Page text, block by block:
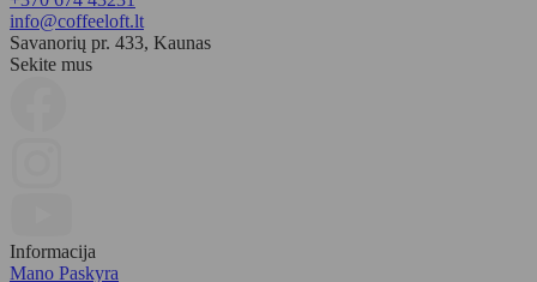
info@coffeeloft.lt
Savanorių pr. 433, Kaunas
Sekite mus
Informacija
Mano Paskyra